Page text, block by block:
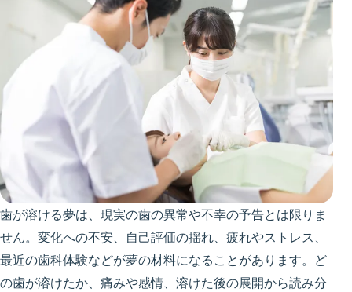
歯が溶ける夢は、現実の歯の異常や不幸の予告とは限りま
せん。変化への不安、自己評価の揺れ、疲れやストレス、
最近の歯科体験などが夢の材料になることがあります。ど
の歯が溶けたか、痛みや感情、溶けた後の展開から読み分